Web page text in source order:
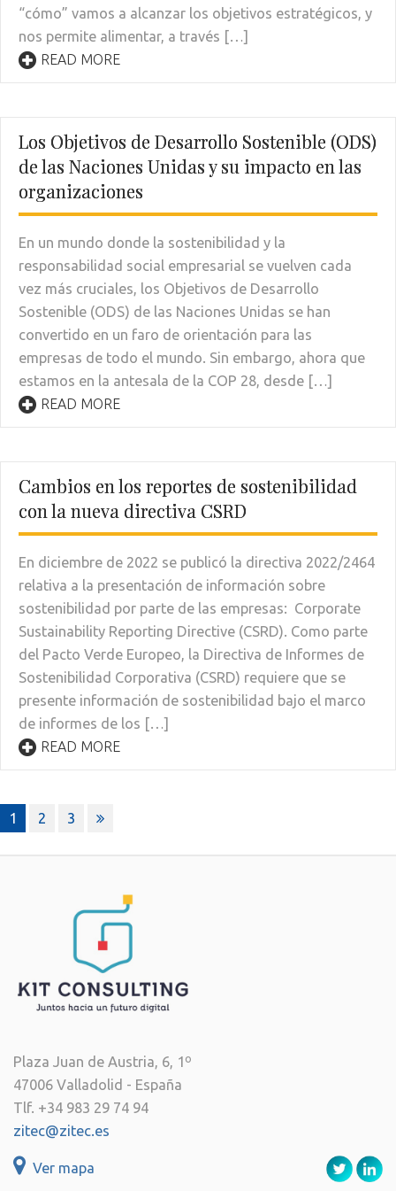
“cómo” vamos a alcanzar los objetivos estratégicos, y
nos permite alimentar, a través […]
READ MORE
Los Objetivos de Desarrollo Sostenible (ODS)
de las Naciones Unidas y su impacto en las
organizaciones
En un mundo donde la sostenibilidad y la
responsabilidad social empresarial se vuelven cada
vez más cruciales, los Objetivos de Desarrollo
Sostenible (ODS) de las Naciones Unidas se han
convertido en un faro de orientación para las
empresas de todo el mundo. Sin embargo, ahora que
estamos en la antesala de la COP 28, desde […]
READ MORE
Cambios en los reportes de sostenibilidad
con la nueva directiva CSRD
En diciembre de 2022 se publicó la directiva 2022/2464
relativa a la presentación de información sobre
sostenibilidad por parte de las empresas: Corporate
Sustainability Reporting Directive (CSRD). Como parte
del Pacto Verde Europeo, la Directiva de Informes de
Sostenibilidad Corporativa (CSRD) requiere que se
presente información de sostenibilidad bajo el marco
de informes de los […]
READ MORE
Paginación
de
1 2 3
Plaza Juan de Austria, 6, 1º
47006 Valladolid - España
Tlf. +34 983 29 74 94
zitec@zitec.es
Ver mapa